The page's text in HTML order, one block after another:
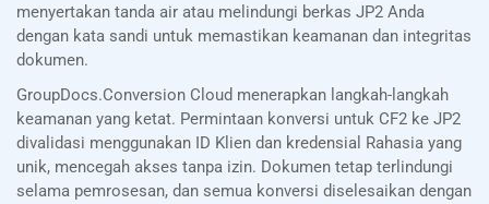
menyertakan tanda air atau melindungi berkas JP2 Anda
dengan kata sandi untuk memastikan keamanan dan integritas
dokumen.
GroupDocs.Conversion Cloud menerapkan langkah-langkah
keamanan yang ketat. Permintaan konversi untuk CF2 ke JP2
divalidasi menggunakan ID Klien dan kredensial Rahasia yang
unik, mencegah akses tanpa izin. Dokumen tetap terlindungi
selama pemrosesan, dan semua konversi diselesaikan dengan